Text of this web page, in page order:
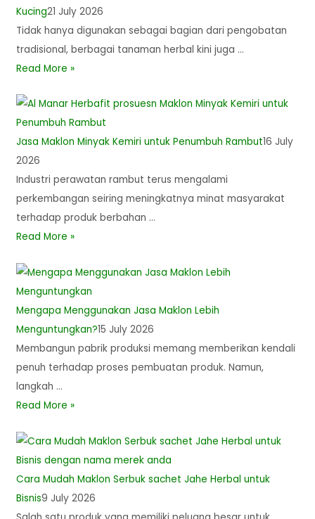
Kucing21 July 2026
Tidak hanya digunakan sebagai bagian dari pengobatan
tradisional, berbagai tanaman herbal kini juga …
Read More »
Jasa Maklon Minyak Kemiri untuk Penumbuh Rambut16 July
2026
Industri perawatan rambut terus mengalami
perkembangan seiring meningkatnya minat masyarakat
terhadap produk berbahan …
Read More »
Mengapa Menggunakan Jasa Maklon Lebih
Menguntungkan?15 July 2026
Membangun pabrik produksi memang memberikan kendali
penuh terhadap proses pembuatan produk. Namun,
langkah …
Read More »
Cara Mudah Maklon Serbuk sachet Jahe Herbal untuk
Bisnis9 July 2026